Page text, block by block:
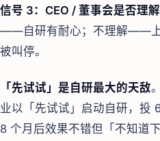
信号 3：CEO / 董事会是否理
——自研有耐心；不理解——上
被叫停。
「先试试」是自研最大的天敌
业以「先试试」启动自研，投
8 个月后效果不错但「不知道